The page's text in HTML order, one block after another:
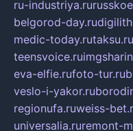
ru-industriya.ru
belgorod-day.ru
medic-today.rutaksu.ru
teensvoice.ru
eva-elfie.rufoto-tur.ru
veslo-i-yakor.ru
regionufa.ruweiss-
universalia.ruremont-